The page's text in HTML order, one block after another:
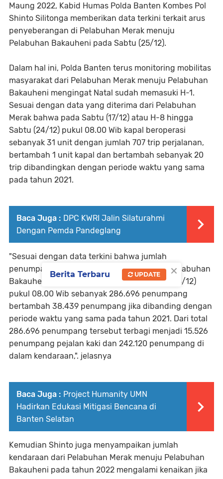
Maung 2022, Kabid Humas Polda Banten Kombes Pol
Shinto Silitonga memberikan data terkini terkait arus
penyeberangan di Pelabuhan Merak menuju
Pelabuhan Bakauheni pada Sabtu (25/12).
Dalam hal ini, Polda Banten terus monitoring mobilitas
masyarakat dari Pelabuhan Merak menuju Pelabuhan
Bakauheni mengingat Natal sudah memasuki H-1.
Sesuai dengan data yang diterima dari Pelabuhan
Merak bahwa pada Sabtu (17/12) atau H-8 hingga
Sabtu (24/12) pukul 08.00 Wib kapal beroperasi
sebanyak 31 unit dengan jumlah 707 trip perjalanan,
bertambah 1 unit kapal dan bertambah sebanyak 20
trip dibandingkan dengan periode waktu yang sama
pada tahun 2021.
Baca Juga : DPC KWRI Jalin Silaturahmi
Dengan Pemda Pandeglang
"Sesuai dengan data terkini bahwa jumlah
penumpang dari Pelabuhan Merak menuju Pelabuhan
Bakauheni dari Sabtu (17/12) hingga Sabtu (24/12)
pukul 08.00 Wib sebanyak 286.696 penumpang
bertambah 38.439 penumpang jika dibanding dengan
periode waktu yang sama pada tahun 2021. Dari total
286.696 penumpang tersebut terbagi menjadi 15.526
penumpang pejalan kaki dan 242.120 penumpang di
dalam kendaraan,". jelasnya
Baca Juga : Project Humanity UMN
Hadirkan Edukasi Mitigasi Bencana di
Banten Selatan
Kemudian Shinto juga menyampaikan jumlah
kendaraan dari Pelabuhan Merak menuju Pelabuhan
Bakauheni pada tahun 2022 mengalami kenaikan jika
×
Berita Terbaru UPDATE